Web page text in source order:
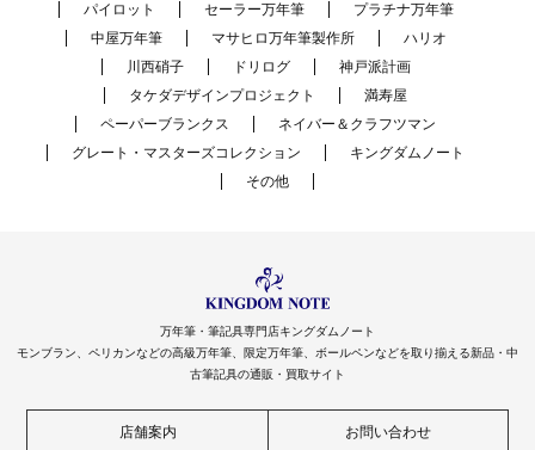
パイロット
セーラー万年筆
プラチナ万年筆
中屋万年筆
マサヒロ万年筆製作所
ハリオ
川西硝子
ドリログ
神戸派計画
タケダデザインプロジェクト
満寿屋
ペーパーブランクス
ネイバー＆クラフツマン
グレート・マスターズコレクション
キングダムノート
その他
万年筆・筆記具専門店キングダムノート
モンブラン、ペリカンなどの高級万年筆、限定万年筆、ボールペンなどを取り揃える新品・中
古筆記具の通販・買取サイト
店舗案内 お問い合わせ